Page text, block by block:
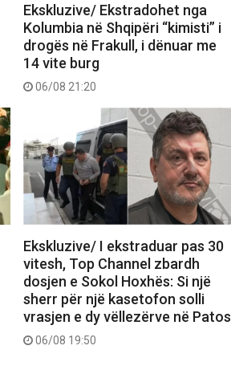
Ekskluzive/ Ekstradohet nga
Kolumbia në Shqipëri “kimisti” i
drogës në Frakull, i dënuar me
14 vite burg
06/08 21:20
Ekskluzive/ I ekstraduar pas 30
vitesh, Top Channel zbardh
dosjen e Sokol Hoxhës: Si një
sherr për një kasetofon solli
vrasjen e dy vëllezërve në Patos
06/08 19:50